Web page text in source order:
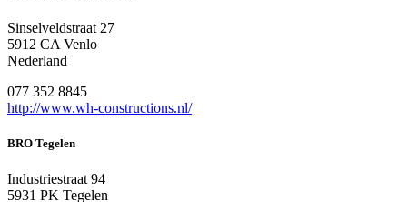
Sinselveldstraat 27
5912 CA Venlo
Nederland
077 352 8845
http://www.wh-constructions.nl/
BRO Tegelen
Industriestraat 94
5931 PK Tegelen